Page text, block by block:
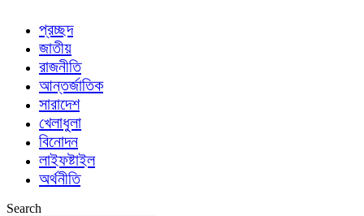
প্রচ্ছদ
জাতীয়
রাজনীতি
আন্তর্জাতিক
সারাদেশ
খেলাধুলা
বিনোদন
লাইফষ্টাইল
অর্থনীতি
Search